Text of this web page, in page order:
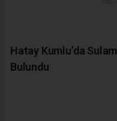
Hatay Kumlu’da
Bulundu